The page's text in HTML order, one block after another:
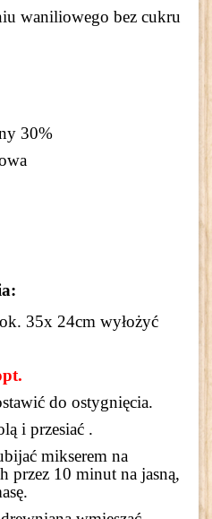
waniliowego bez cukru
30%
35x 24cm wyłożyć
do ostygnięcia.
i przesiać .
mikserem na
przez 10 minut na jasną,